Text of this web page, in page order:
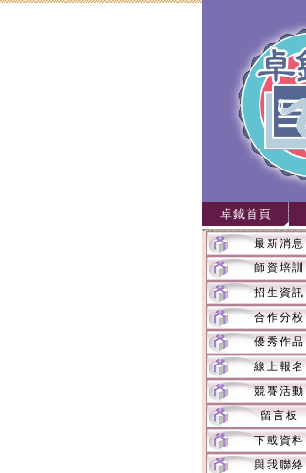
卓鉞首頁
最新消息
師資培訓
招生資訊
合作分校
優秀作品
線上報名
競賽活動
留言板
下載資料
與我聯絡